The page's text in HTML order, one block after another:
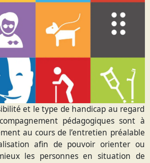
et le type de handicap au regard
pédagogiques sont à
au cours de l’entretien préalable
afin de pouvoir orienter ou
les personnes en situation de